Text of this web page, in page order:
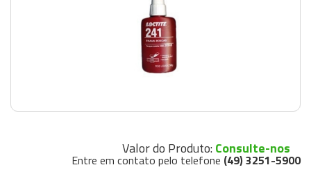
Valor do Produto: Consulte-nos
Entre em contato pelo telefone (49) 3251-5900